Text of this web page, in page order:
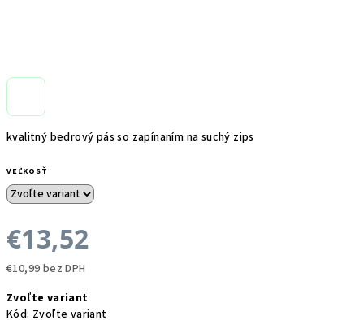
kvalitný bedrový pás so zapínaním na suchý zips
VEĽKOSŤ
€13,52
€10,99 bez DPH
cena:
Zvoľte variant
Kód: Zvoľte variant